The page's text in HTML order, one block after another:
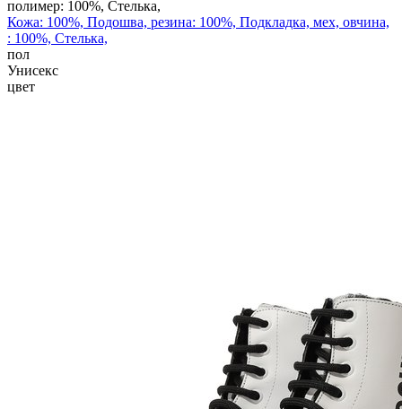
полимер: 100%, Стелька,
Кожа: 100%, Подошва, резина: 100%, Подкладка, мех, овчина,
: 100%, Стелька,
пол
Унисекс
цвет